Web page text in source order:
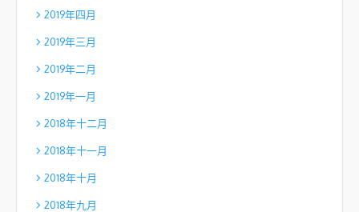
2019年四月
2019年三月
2019年二月
2019年一月
2018年十二月
2018年十一月
2018年十月
2018年九月